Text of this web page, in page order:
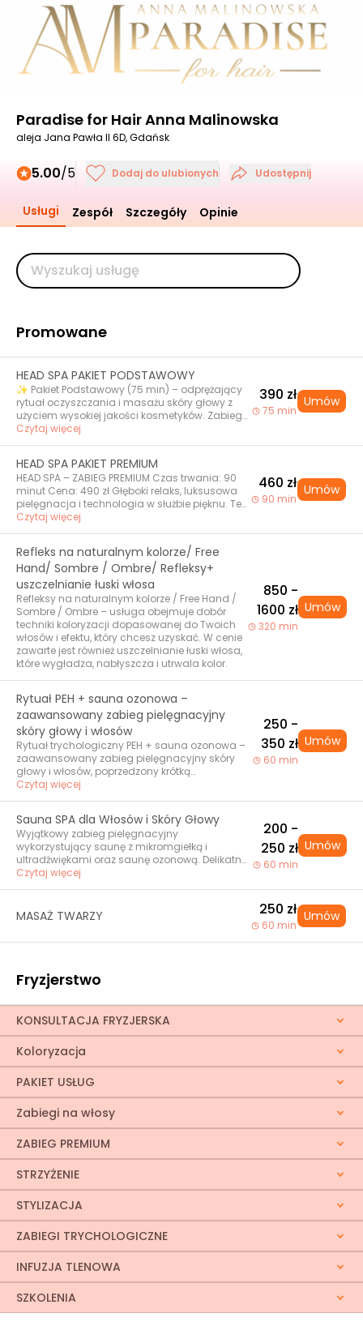
Paradise for Hair Anna Malinowska
aleja Jana Pawła II 6D, Gdańsk
5.00/5 Dodaj do ulubionych Udostępnij
Usługi Zespół Szczegóły Opinie
Promowane
HEAD SPA PAKIET PODSTAWOWY
✨ Pakiet Podstawowy (75 min) – odprężający
rytuał oczyszczania i masażu skóry głowy z
użyciem wysokiej jakości kosmetyków. Zabieg
poprawia krążenie, nawilża skórę i wzmacnia
świat relaksu i świadomej pielęgnacji. To nie
tylko zabieg, to reset dla Twojej głowy –
dosłownie i w przenośni. W ramach zabiegu: •
aromaterapia na dobry początek – ukojenie
zmysłów • masaż skóry głowy, karku i szyi –
odprężenie i poprawa mikrokrążenia •
detoksykacja skóry głowy – głębokie
oczyszczenie z nadmiaru sebum i kosmetyków
• hydroterapia – przyjemny masaż wodny i
dokładne oczyszczenie • zaawansowana
pielęgnacja dostosowana do potrzeb Twoich
włosów: • komórki macierzyste • shot
proteinowy • ampułka orchidea zakwaszająca
• odżywcze mleczko regenerujące •
zakończenie z chłodnym nawiewem i
zaleceniami do pielęgnacji domowej
Czytaj więcej
390 zł
75 min
Umów
HEAD SPA PAKIET PREMIUM
HEAD SPA – ZABIEG PREMIUM Czas trwania: 90
minut Cena: 490 zł Głęboki relaks, luksusowa
pielęgnacja i technologia w służbie pięknu. Ten
rytuał przeniesie Cię na wyższy poziom
zabiegu premium otrzymujesz wszystko z wersji
podstawowej PLUS: • światłoterapia LED – działa
przeciwzapalnie, regenerująco i pobudza
cebulki włosów • sauna pielęgnacyjna –
wspomaga wchłanianie składników
aktywnych, intensywnie nawilża i regeneruje
włosy • dodatkowy, wydłużony masaż głowy i
karku • dłuższy czas na wyciszenie i integrację
efektów zabiegu
Czytaj więcej
460 zł
90 min
Umów
Refleks na naturalnym kolorze/ Free
Hand/ Sombre / Ombre/ Refleksy+
uszczelnianie łuski włosa
Refleksy na naturalnym kolorze / Free Hand /
Sombre / Ombre – usługa obejmuje dobór
techniki koloryzacji dopasowanej do Twoich
włosów i efektu, który chcesz uzyskać. W cenie
zawarte jest również uszczelnianie łuski włosa,
które wygładza, nabłyszcza i utrwala kolor.
850 -
1600 zł
320 min
Umów
Rytuał PEH + sauna ozonowa –
zaawansowany zabieg pielęgnacyjny
skóry głowy i włosów
Rytuał trychologiczny PEH + sauna ozonowa –
zaawansowany zabieg pielęgnacyjny skóry
głowy i włosów, poprzedzony krótką
konsultacją. Obejmuje oczyszczający peeling,
intensyfikują wchłanianie składników
aktywnych, oraz indywidualnie dobraną
pielęgnację PEH (proteiny, emolienty,
humektanty). Zabieg głęboko nawilża,
regeneruje i wzmacnia włosy, przywraca
równowagę skórze głowy, ogranicza
elastyczność oraz nadaje włosom zdrowy
wymagających odżywienia, odbudowy lub
Czytaj więcej
250 -
350 zł
60 min
Umów
Sauna SPA dla Włosów i Skóry Głowy
Wyjątkowy zabieg pielęgnacyjny
wykorzystujący saunę z mikromgiełką i
ultradźwiękami oraz saunę ozonową. Delikatna
mikromgiełka wspomaga przenikanie
oczyścić i ukoić skórę głowy, przywracając jej
komfort i równowagę. To idealna pielęgnacja
cenie zabiegu: • indywidualnie dobrana
pielęgnacja, • relaksujący masaż skóry głowy, •
sauna z mikromgiełką i ultradźwiękami, •
sauna ozonowa, • podstawowe modelowanie.
Czas trwania: 60 minut.
Czytaj więcej
200 -
250 zł
60 min
Umów
MASAŻ TWARZY 250 zł
60 min
Umów
Fryzjerstwo
KONSULTACJA FRYZJERSKA
Koloryzacja
PAKIET USŁUG
Zabiegi na włosy
ZABIEG PREMIUM
STRZYŻENIE
STYLIZACJA
ZABIEGI TRYCHOLOGICZNE
INFUZJA TLENOWA
SZKOLENIA